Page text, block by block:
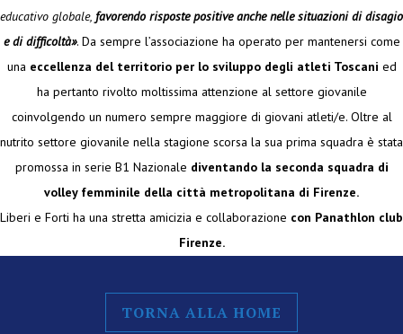
educativo globale, favorendo risposte positive anche nelle situazioni di disagio
e di difficoltà». Da sempre l’associazione ha operato per mantenersi come
una eccellenza del territorio per lo sviluppo degli atleti Toscani ed
ha pertanto rivolto moltissima attenzione al settore giovanile
coinvolgendo un numero sempre maggiore di giovani atleti/e. Oltre al
nutrito settore giovanile nella stagione scorsa la sua prima squadra è stata
promossa in serie B1 Nazionale diventando la seconda squadra di
volley femminile della città metropolitana di Firenze.
Liberi e Forti ha una stretta amicizia e collaborazione con Panathlon club
Firenze.
TORNA ALLA HOME